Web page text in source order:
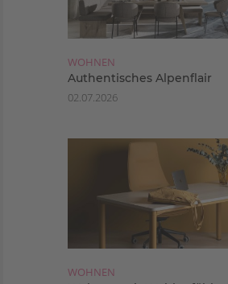
WOHNEN
Authentisches Alpenflair
02.07.2026
WOHNEN